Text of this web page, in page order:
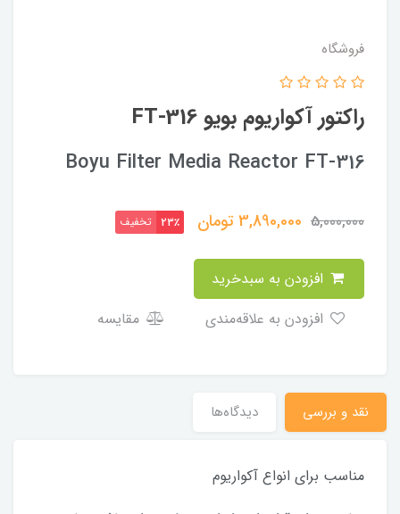
فروشگاه
راکتور آکواریوم بویو FT-316
Boyu Filter Media Reactor FT-316
5,000,000
3,890,000تومان 23٪ تخفیف
مقایسه
نقد و بررسی دیدگاه‌ها
مناسب برای انواع آکواریوم